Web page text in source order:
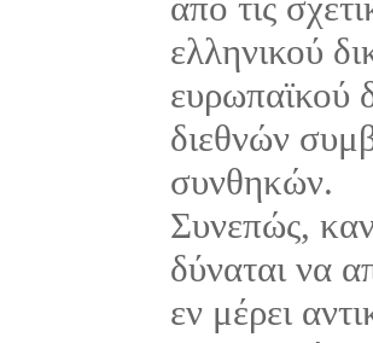
ελληνικού
ευρωπαϊκού
διεθνών
συνθηκών.
Συνεπώς,
δύναται να
εν μέρει